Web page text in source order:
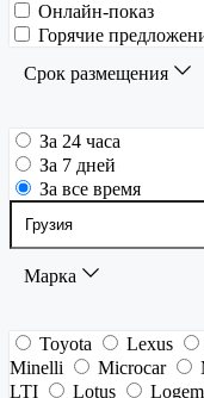
Онлайн-показ
Горячие
Срок размещения
За 24 часа
За 7 дней
За все время
Марка
Toyota Lexus
Minelli
Microcar
LTI
Lotus Logem